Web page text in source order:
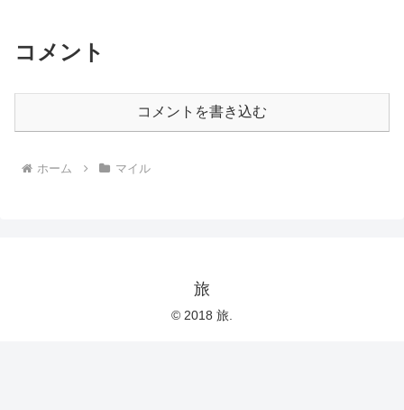
コメント
コメントを書き込む
ホーム マイル
旅
© 2018 旅.